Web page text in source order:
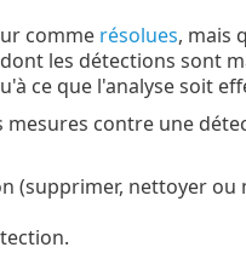
comme résolues, mais
les détections sont
ce que l'analyse soit
contre une
(supprimer, nettoyer ou